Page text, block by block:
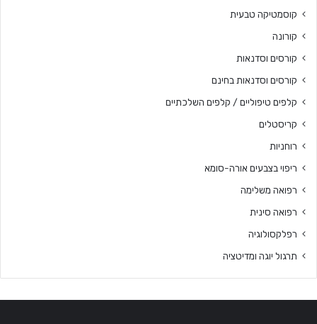
קוסמטיקה טבעית
קורונה
קורסים וסדנאות
קורסים וסדנאות בחינם
קלפים טיפוליים / קלפים השלכתיים
קריסטלים
רוחניות
ריפוי בצבעים אורה-סומא
רפואה משלימה
רפואה סינית
רפלקסולוגיה
תרגול יוגה ומדיטציה